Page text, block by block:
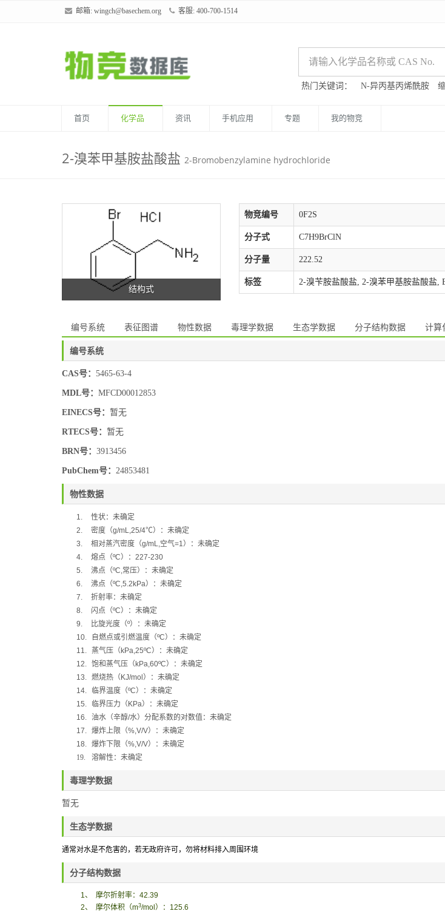
邮箱: wingch@basechem.org 客服: 400-700-1514
热门关键词： N-异丙基丙烯酰胺
首页 化学品 资讯 手机应用 专题 我的物竞
2-溴苯甲基胺盐酸盐 2-Bromobenzylamine hydrochloride
结构式
物竞编号 0F2S
分子式 C7H9BrClN
分子量 222.52
标签 2-溴苄胺盐酸盐, 2-溴苯甲基胺盐酸盐,
编号系统 表征图谱 物性数据 毒理学数据 生态学数据 分子结构数据 计算
编号系统
CAS号： 5465-63-4
MDL号： MFCD00012853
EINECS号： 暂无
RTECS号： 暂无
BRN号： 3913456
PubChem号： 24853481
物性数据
1.
性状：未确定
2.
密度（g/mL,25/4℃）： 未确定
3.
相对蒸汽密度（g/mL,空气=1）： 未确定
4.
熔点（ºC）： 227-230
5.
沸点（ºC,常压）： 未确定
6.
沸点（ºC,5.2kPa）：未确定
7.
折射率： 未确定
8.
闪点（ºC）： 未确定
9.
比旋光度（º）：未确定
10.
自燃点或引燃温度（ºC）：未确定
11.
蒸气压（ kPa,25ºC）： 未确定
12. 饱和蒸气压（ kPa,60ºC）：未确定
13. 燃烧热（ KJ/mol ）：未确定
14.
临界温度（ºC）：未确定
15.
临界压力（ KPa）：未确定
16. 油水（辛醇/水）分配系数的对数值：未确定
17. 爆炸上限（%,V/V）：未确定
18. 爆炸下限（%,V/V）：未确定
19.
溶解性：未确定
毒理学数据
暂无
生态学数据
通常对水是不危害的，若无政府许可，勿将材料排入周围环境
分子结构数据
1、 摩尔折射率： 42.39
2、 摩尔体积（m3/mol ） ： 125.6